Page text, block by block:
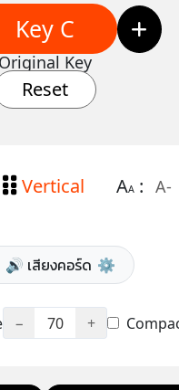
Key C
Original Key
Reset
Vertical AA: A-
🔊 เสียงคอร์ด ⚙️
− 70 +